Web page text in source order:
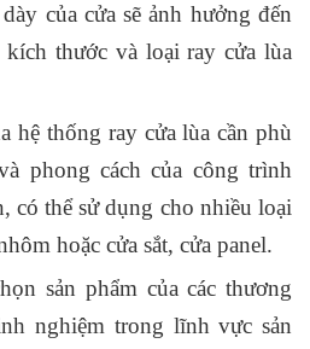
của cửa sẽ ảnh hưởng đến
thước và loại ray cửa lùa
hệ thống ray cửa lùa cần phù
phong cách của công trình
có thể sử dụng cho nhiều loại
hoặc cửa sắt, cửa panel.
sản phẩm của các thương
nghiệm trong lĩnh vực sản